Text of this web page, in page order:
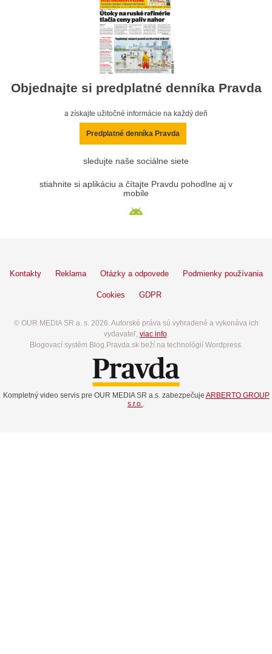
Objednajte si predplatné denníka Pravda
a získajte užitočné informácie na každý deň
Predplatné denníka Pravda
sledujte naše sociálne siete
stiahnite si aplikáciu a čítajte Pravdu pohodlne aj v
mobile
Kontakty Reklama Otázky a odpovede Podmienky používania
Cookies GDPR
© OUR MEDIA SR a. s. 2026. Autorské práva sú vyhradené a vykonáva ich
vydavateľ, viac info.
Blogovací systém Blog.Pravda.sk beží na technológií Wordpress.
Kompletný video servis pre OUR MEDIA SR a.s. zabezpečuje ARBERTO GROUP
s.r.o..